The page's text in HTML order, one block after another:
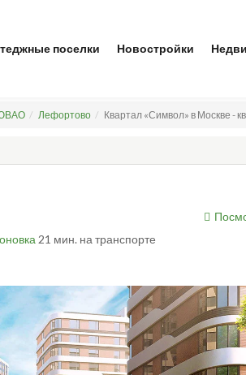
поселки Новостройки
Лефортово Квартал «Символ» в Москве -
21 мин. на транспорте